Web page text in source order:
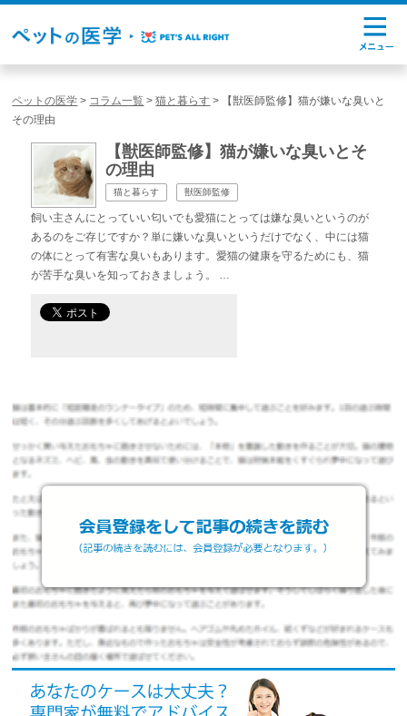
ペットの医学 > コラム一覧 >猫と暮らす >
【獣医師監修】猫が嫌いな臭いと
その理由
【獣医師監修】猫が嫌いな臭いとそ
の理由
猫と暮らす 獣医師監修
飼い主さんにとっていい匂いでも愛猫にとっては嫌な臭いというのが
あるのをご存じですか？単に嫌いな臭いというだけでなく、中には猫
の体にとって有害な臭いもあります。愛猫の健康を守るためにも、猫
が苦手な臭いを知っておきましょう。 …